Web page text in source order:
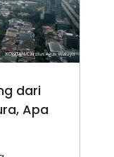
dari
Apa